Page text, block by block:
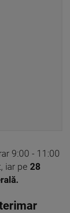
9:00 - 11:00
iar pe 28